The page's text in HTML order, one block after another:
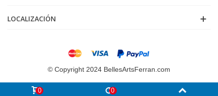
LOCALIZACIÓN
© Copyright 2024 BellesArtsFerran.com
0 0